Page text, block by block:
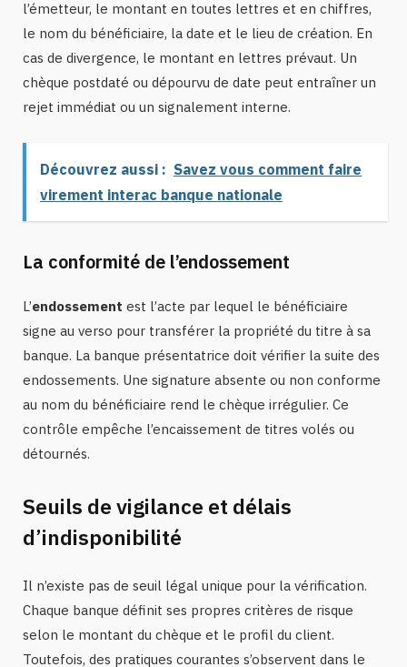
l’émetteur, le montant en toutes lettres et en chiffres,
le nom du bénéficiaire, la date et le lieu de création. En
cas de divergence, le montant en lettres prévaut. Un
chèque postdaté ou dépourvu de date peut entraîner un
rejet immédiat ou un signalement interne.
Découvrez aussi : Savez vous comment faire
virement interac banque nationale
La conformité de l’endossement
L’endossement est l’acte par lequel le bénéficiaire
signe au verso pour transférer la propriété du titre à sa
banque. La banque présentatrice doit vérifier la suite des
endossements. Une signature absente ou non conforme
au nom du bénéficiaire rend le chèque irrégulier. Ce
contrôle empêche l’encaissement de titres volés ou
détournés.
Seuils de vigilance et délais
d’indisponibilité
Il n’existe pas de seuil légal unique pour la vérification.
Chaque banque définit ses propres critères de risque
selon le montant du chèque et le profil du client.
Toutefois, des pratiques courantes s’observent dans le